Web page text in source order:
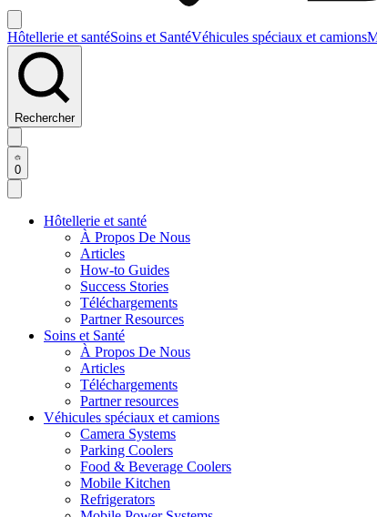
Hôtellerie et santéSoins et SantéVéhicules spéciaux et camions
Rechercher
0
Hôtellerie et santé
À Propos De Nous
Articles
How-to Guides
Success Stories
Téléchargements
Partner Resources
Soins et Santé
À Propos De Nous
Articles
Téléchargements
Partner resources
Véhicules spéciaux et camions
Camera Systems
Parking Coolers
Food & Beverage Coolers
Mobile Kitchen
Refrigerators